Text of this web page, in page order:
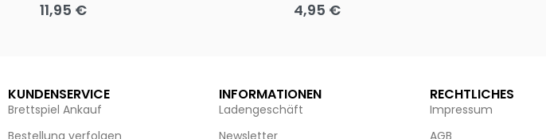
11,95 €
4,95 €
KUNDENSERVICE
Brettspiel Ankauf
Bestellung verfolgen
INFORMATIONEN
Ladengeschäft
Newsletter
RECHTLICHES
Impressum
AGB